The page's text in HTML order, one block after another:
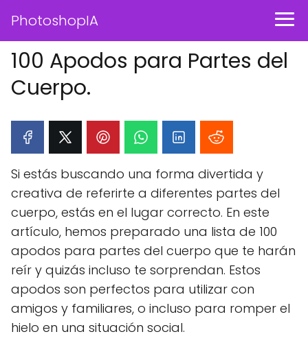
PhotoshopIA
100 Apodos para Partes del
Cuerpo.
Si estás buscando una forma divertida y
creativa de referirte a diferentes partes del
cuerpo, estás en el lugar correcto. En este
artículo, hemos preparado una lista de 100
apodos para partes del cuerpo que te harán
reír y quizás incluso te sorprendan. Estos
apodos son perfectos para utilizar con
amigos y familiares, o incluso para romper el
hielo en una situación social.